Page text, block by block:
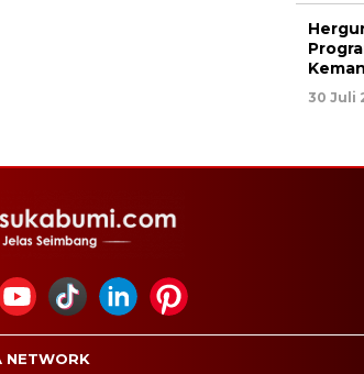
30 Juli
NETWORK